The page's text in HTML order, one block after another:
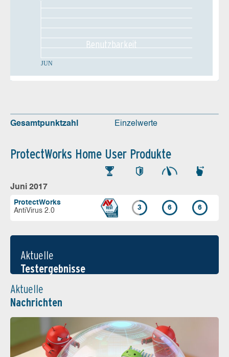
JUN
Benutz­barkeit
Gesamtpunktzahl Einzelwerte
ProtectWorks Home User Produkte
Juni 2017
ProtectWorks
AntiVirus 2.0
3 6 6
Aktuelle
Testergebnisse
Aktuelle
Nachrichten